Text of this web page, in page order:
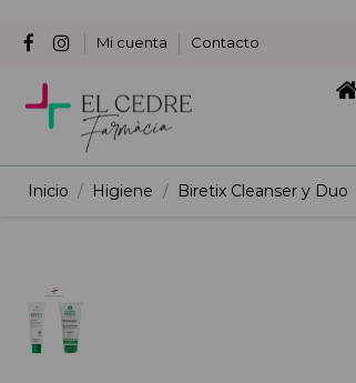
Mi cuenta Contacto
Inicio Higiene Biretix Cleanser y Duo